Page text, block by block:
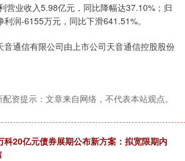
营业收入5.98亿元，同比降幅达37.10%；归
润-6155万元，同比下滑641.51%。
音通信有限公司由上市公司天音通信控股股份
资提示：文章来自网络，不代表本站观点。
科20亿元债券展期公布新方案：拟宽限期内